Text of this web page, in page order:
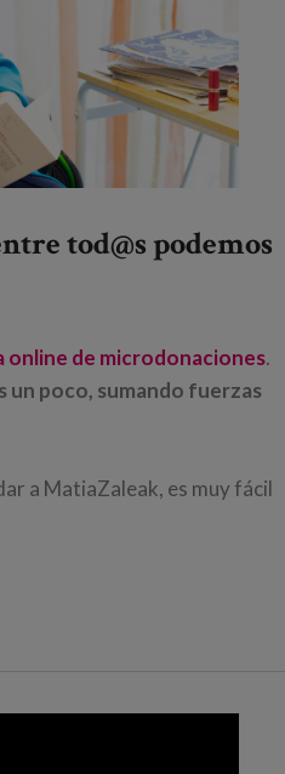
tod@s podemos
online de microdonaciones.
un poco, sumando fuerzas
a MatiaZaleak, es muy fácil